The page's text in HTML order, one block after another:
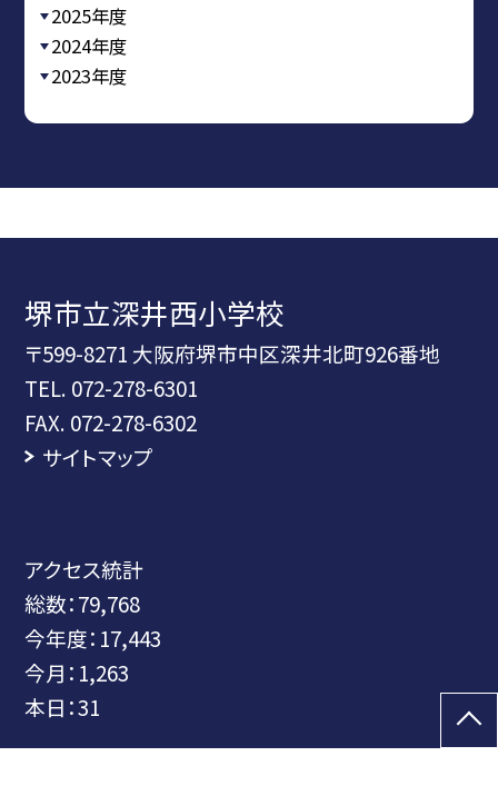
2025年度
2024年度
2023年度
堺市立深井西小学校
〒599-8271 大阪府堺市中区深井北町926番地
TEL. 072-278-6301
FAX. 072-278-6302
サイトマップ
アクセス統計
総数：79,768
今年度： 17,443
今月： 1,263
本日：31